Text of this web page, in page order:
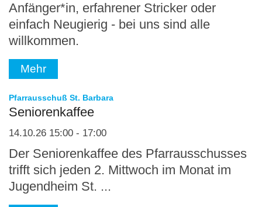
Anfänger*in, erfahrener Stricker oder
einfach Neugierig - bei uns sind alle
willkommen.
Mehr
Pfarrausschuß St. Barbara
Seniorenkaffee
14.10.26 15:00 - 17:00
Der Seniorenkaffee des Pfarrausschusses
trifft sich jeden 2. Mittwoch im Monat im
Jugendheim St. ...